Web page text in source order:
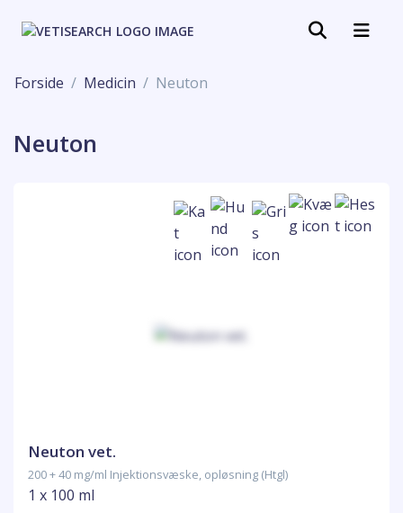
Forside Medicin Neuton
Neuton
Neuton vet.
200 + 40 mg/ml Injektionsvæske, opløsning (Htgl)
1 x 100 ml